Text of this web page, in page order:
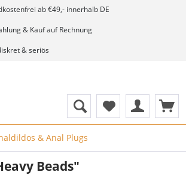
ab €49,- innerhalb DE
& Kauf auf Rechnung
& seriös
& Anal Plugs
Beads"